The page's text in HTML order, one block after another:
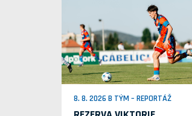
8. 8. 2026 B TÝM – REPORTÁŽ